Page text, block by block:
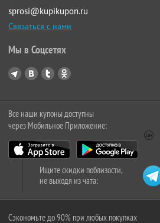
sprosi@kupikupon.ru
Связаться с нами
Мы в Соцсетях
Все наши купоны доступны
через Мобильное Приложение:
Ищите скидки поблизости,
не выходя из чата:
Сэкономьте до 90% при любых покупках